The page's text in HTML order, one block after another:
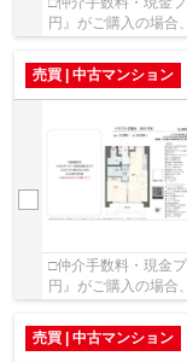
円』がご購入の場
売買 | 中古マンション
□仲介手数料・現金
円』がご購入の場
売買 | 中古マンション